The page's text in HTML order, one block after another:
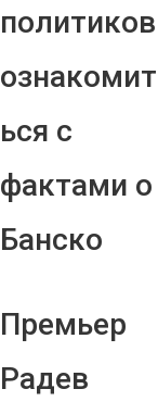
политиков
ознакомит
ься с
фактами о
Банско
Премьер
Радев